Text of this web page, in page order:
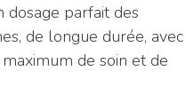
dosage parfait des
de longue durée, avec
de soin et de